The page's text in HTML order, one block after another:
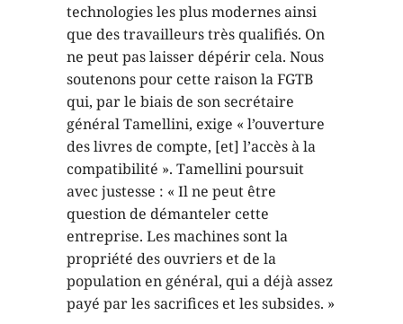
technologies les plus modernes ainsi
que des travailleurs très qualifiés. On
ne peut pas laisser dépérir cela. Nous
soutenons pour cette raison la FGTB
qui, par le biais de son secrétaire
général Tamellini, exige « l’ouverture
des livres de compte, [et] l’accès à la
compatibilité ». Tamellini poursuit
avec justesse : « Il ne peut être
question de démanteler cette
entreprise. Les machines sont la
propriété des ouvriers et de la
population en général, qui a déjà assez
payé par les sacrifices et les subsides. »